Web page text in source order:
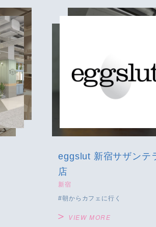
eggslut 新宿サザンテラス
店
新宿
朝からカフェに行く
VIEW MORE